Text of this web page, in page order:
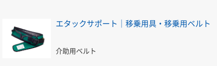
エタックサポート｜移乗用具・移乗用ベルト
介助用ベルト